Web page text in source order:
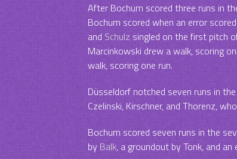
After Bochum scored three runs in
Bochum scored when an error
and Schulzsingled on the first pitch
Marcinkowski drew a walk, scoring
walk, scoring one run.
Düsseldorf notched seven runs in
Czelinski, Kirschner, and Thorenz,
Bochum scored seven runs in the
byBalk, a groundout by Tonk, and